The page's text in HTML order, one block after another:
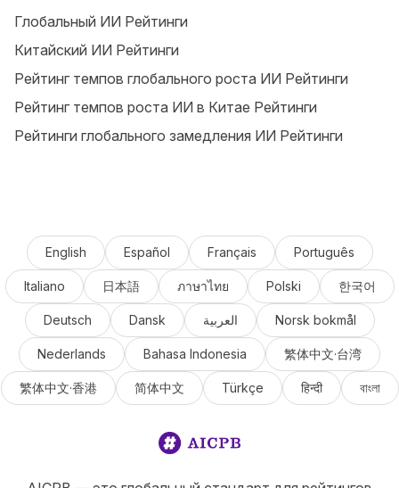
Глобальный ИИ Рейтинги
Китайский ИИ Рейтинги
Рейтинг темпов глобального роста ИИ Рейтинги
Рейтинг темпов роста ИИ в Китае Рейтинги
Рейтинги глобального замедления ИИ Рейтинги
English Español Français Português
Italiano 日本語 ภาษาไทย Polski 한국어
Deutsch Dansk العربية Norsk bokmål
Nederlands Bahasa Indonesia 繁体中文·台湾
繁体中文·香港 简体中文 Türkçe हिन्दी বাংলা